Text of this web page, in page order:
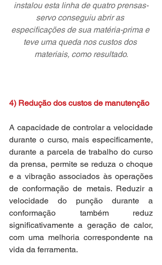
instalou esta linha de quatro prensas-
servo conseguiu abrir as
especificações de sua matéria-prima e
teve uma queda nos custos dos
materiais, como resultado.
4) Redução dos custos de manutenção
A capacidade de controlar a velocidade
durante o curso, mais especificamente,
durante a parcela de trabalho do curso
da prensa, permite se reduza o choque
e a vibração associados às operações
de conformação de metais. Reduzir a
velocidade do punção durante a
conformação também reduz
significativamente a geração de calor,
com uma melhoria correspondente na
vida da ferramenta.